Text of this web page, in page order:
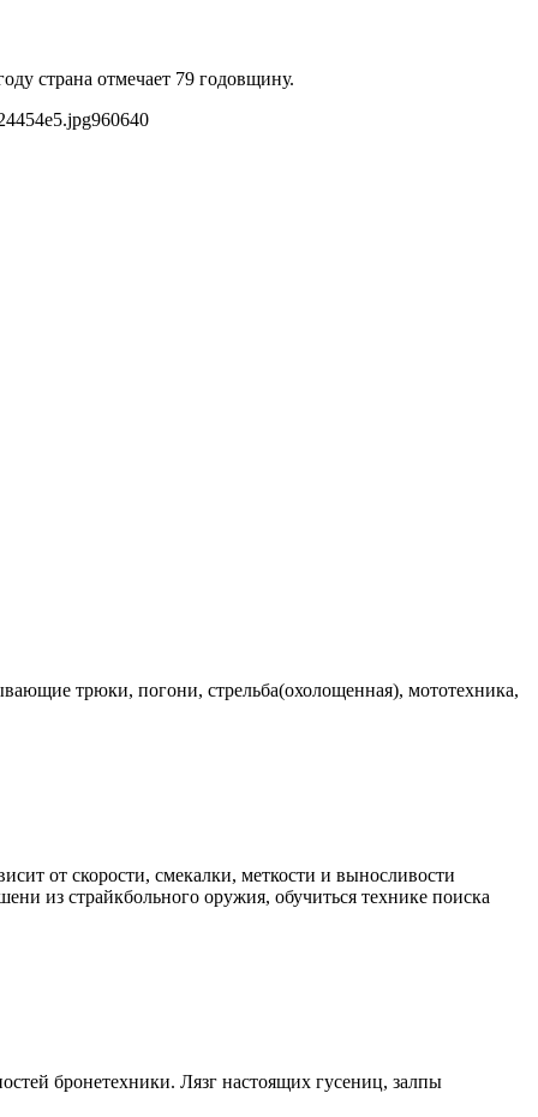
страна отмечает 79 годовщину.
960640
трюки, погони, стрельба(охолощенная), мототехника,
от скорости, смекалки, меткости и выносливости
из страйкбольного оружия, обучиться технике поиска
бронетехники. Лязг настоящих гусениц, залпы